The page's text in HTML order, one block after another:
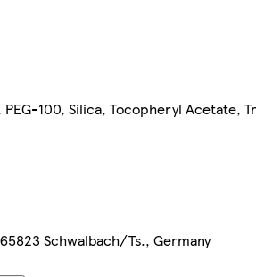
PEG-100, Silica, Tocopheryl
Schwalbach/Ts., Germany